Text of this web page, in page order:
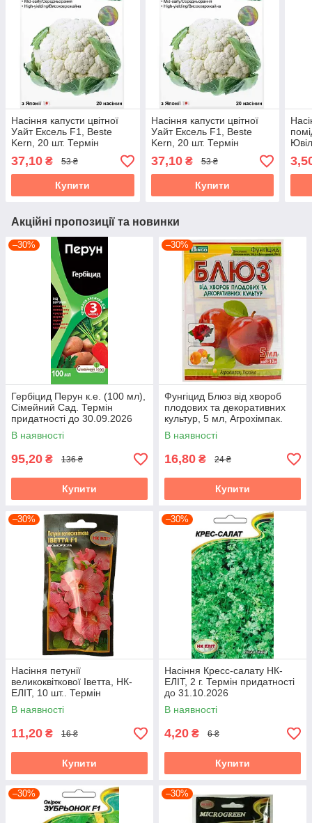
Насіння капусти цвітної
Уайт Ексель F1, Beste
Kern, 20 шт. Термін
придатності до 31.10.2026
37,10 ₴ 53 ₴
Купити
Насіння капусти цвітної
Уайт Ексель F1, Beste
Kern, 20 шт. Термін
придатності до 31.10.2026
37,10₴ 53 ₴
Купити
Акційні пропозиції та новинки
–30%
Гербіцид Перун к.е. (100 мл),
Сімейний Сад. Термін
придатності до 30.09.2026
В наявності
95,20 ₴ 136 ₴
Купити
–30%
Фунгіцид Блюз від хвороб
плодових та декоративних
культур, 5 мл, Агрохімпак.
Термін придатності до
04.08.2026
В наявності
16,80 ₴ 24 ₴
Купити
–30%
Насіння петунії
великоквіткової Іветта, НК-
ЕЛІТ, 10 шт.. Термін
придатності до 31.10.2026
В наявності
11,20 ₴ 16 ₴
Купити
–30%
Насіння Кресс-салату НК-
ЕЛІТ, 2 г. Термін придатності
до 31.10.2026
В наявності
4,20 ₴ 6 ₴
Купити
–30% –30%